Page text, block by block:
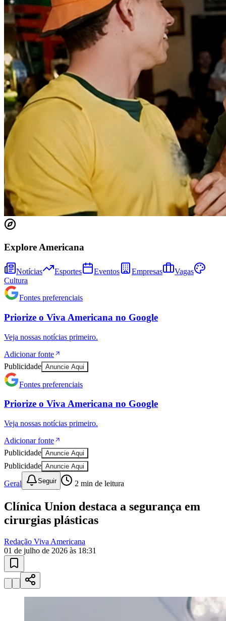
Fortaleza
Bragantino
Explore Americana
Notícias Esportes Eventos Empresas
Vagas
Cultura
Fontes preferenciais
Priorize o Viva Americana no Google
Veja nossas notícias primeiro.
Adicionar fonte
Publicidade Anuncie Aqui
Fontes preferenciais
Priorize o Viva Americana no Google
Veja nossas notícias primeiro.
Adicionar fonte
Publicidade Anuncie Aqui
Publicidade Anuncie Aqui
Geral Seguir 2 min de leitura
Clínica Union destaca a segurança em
cirurgias plásticas
Redação Viva Americana
01 de julho de 2026 às 18:31